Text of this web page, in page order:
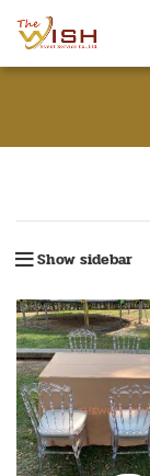
Show sidebar